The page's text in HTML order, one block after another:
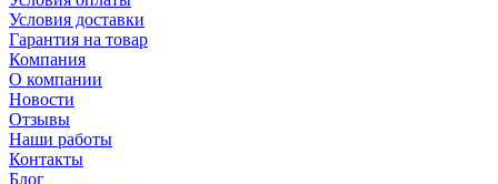
Условия доставки
Гарантия на товар
Компания
О компании
Новости
Отзывы
Наши работы
Контакты
Блог